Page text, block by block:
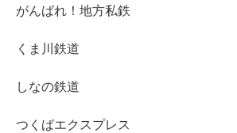
がんばれ！地方私鉄
くま川鉄道
しなの鉄道
つくばエクスプレス